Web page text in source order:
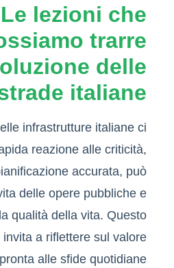
lezioni che
trarre
delle
italiane
infrastrutture italiane ci
reazione alle criticità,
accurata, può
delle opere pubbliche e
qualità della vita. Questo
a riflettere sul valore
alle sfide quotidiane.